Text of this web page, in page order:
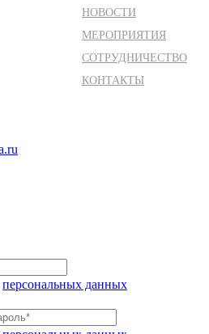
НОВОСТИ
МЕРОПРИЯТИЯ
СОТРУДНИЧЕСТВО
КОНТАКТЫ
персональных данных